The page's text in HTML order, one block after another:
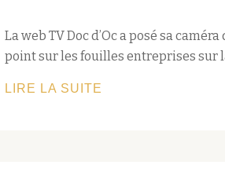
La web TV Doc d’Oc a posé sa
point sur les fouilles entreprises sur
LIRE LA SUITE